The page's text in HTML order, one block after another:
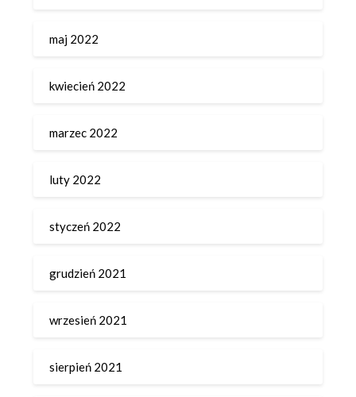
maj 2022
kwiecień 2022
marzec 2022
luty 2022
styczeń 2022
grudzień 2021
wrzesień 2021
sierpień 2021